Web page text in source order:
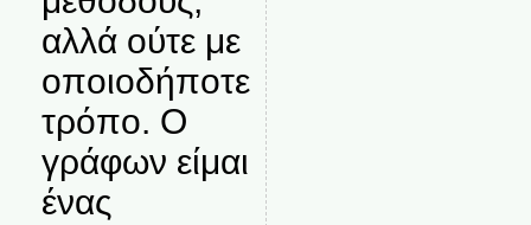
αλλά ούτε με
οποιοδήποτε
τρόπο. Ο
γράφων είμαι
ένας